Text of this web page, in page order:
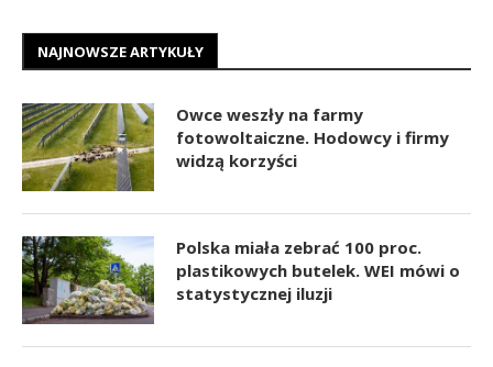
NAJNOWSZE ARTYKUŁY
Owce weszły na farmy
fotowoltaiczne. Hodowcy i firmy
widzą korzyści
Polska miała zebrać 100 proc.
plastikowych butelek. WEI mówi o
statystycznej iluzji